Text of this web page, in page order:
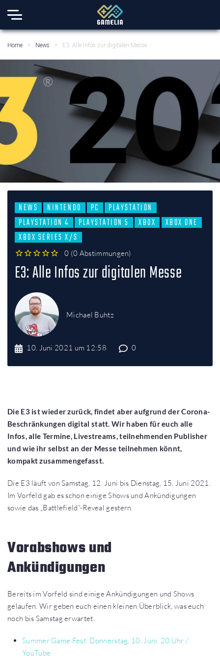
Home News E3: Alle Infos zur digitalen Messe
NEWS NINTENDO PC
PLAYSTATION
PLAYSTATION 4
PLAYSTATION 5 XBOX
XBOX ONE
XBOX SERIES X/S
0 (0 Abstimmungen)
E3: Alle Infos zur digitalen Messe
Michael Buhtz
10. Juni 2021 um 12:58 0
Die E3 ist wieder zurück, findet aber aufgrund der Corona-
Beschränkungen digital statt. Wir haben für euch alle
Infos, alle Termine, Livestreams, teilnehmenden Publisher
und wie ihr selbst an der Messe teilnehmen könnt,
kompakt zusammengefasst.
Die E3 läuft von Samstag, 12. Juni bis Dienstag, 15. Juni 2021.
Im Vorfeld gab es schon einige Shows und Ankündigungen
sowie das „Battlefield“-Reveal gestern.
Vorabshows und
Ankündigungen
Bereits im Vorfeld sind einige Ankündigungen und Shows
gelaufen. Wir geben euch einen kleinen Überblick, was euch
noch bis Samstag erwartet.
Summer Game Fest: Donnerstag, 10. Juni, 20 Uhr /
YouTube